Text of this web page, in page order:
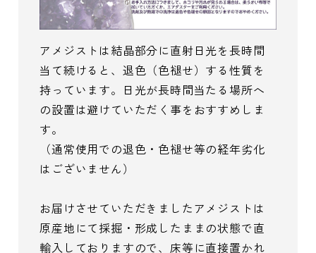
アメジストは結晶部分に直射日光を長時間
当て続けると、退色（色褪せ）する性質を
持っています。日光が長時間当たる場所へ
の設置は避けていただく事をおすすめしま
す。
（通常使用での退色・色褪せ等の経年劣化
はございません）
お届けさせていただきましたアメジストは
原産地にて採掘・形成したままの状態で直
輸入しておりますので、床等に直接置かれ